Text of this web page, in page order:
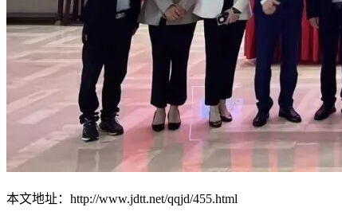
本文地址：http://www.jdtt.net/qqjd/455.html